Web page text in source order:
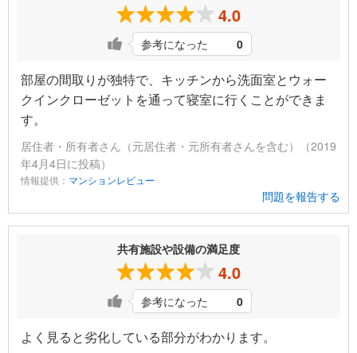
4.0
参考になった 0
部屋の間取りが独特で、キッチンから洗面室とウォー
クインクローゼットを通って寝室に行くことができま
す。
居住者・所有者さん（元居住者・元所有者さんを含む）（2019
年4月4日に投稿）
情報提供： マンションレビュー
問題を報告する
共有施設や設備の満足度
4.0
参考になった 0
よく見ると劣化している部分がわかります。